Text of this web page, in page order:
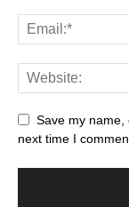
Save my name,
next time I